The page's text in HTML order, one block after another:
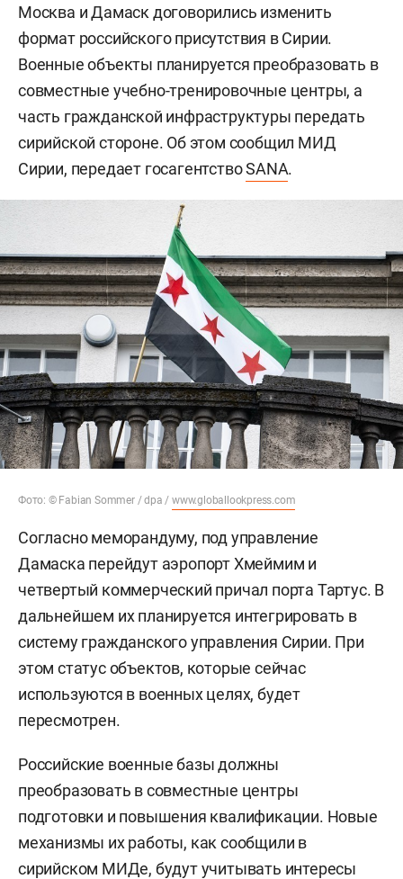
Москва и Дамаск договорились изменить
формат российского присутствия в Сирии.
Военные объекты планируется преобразовать в
совместные учебно-тренировочные центры, а
часть гражданской инфраструктуры передать
сирийской стороне. Об этом сообщил МИД
Сирии, передает госагентствоSANA.
Фото: © Fabian Sommer / dpa /www.globallookpress.com
Согласно меморандуму, под управление
Дамаска перейдут аэропорт Хмеймим и
четвертый коммерческий причал порта Тартус. В
дальнейшем их планируется интегрировать в
систему гражданского управления Сирии. При
этом статус объектов, которые сейчас
используются в военных целях, будет
пересмотрен.
Российские военные базы должны
преобразовать в совместные центры
подготовки и повышения квалификации. Новые
механизмы их работы, как сообщили в
сирийском МИДе, будут учитывать интересы